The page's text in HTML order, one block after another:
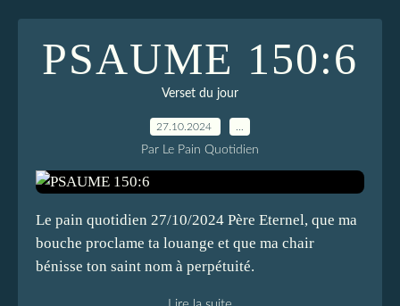
PSAUME 150:6
Verset du jour
27.10.2024
Par Le Pain Quotidien
Le pain quotidien 27/10/2024 Père Eternel, que ma
bouche proclame ta louange et que ma chair
bénisse ton saint nom à perpétuité.